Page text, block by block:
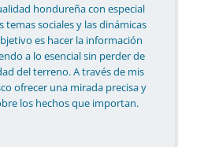
hondureña con especial
temas sociales y las dinámicas
es hacer la información
a lo esencial sin perder de
del terreno. A través de mis
ofrecer una mirada precisa y
los hechos que importan.